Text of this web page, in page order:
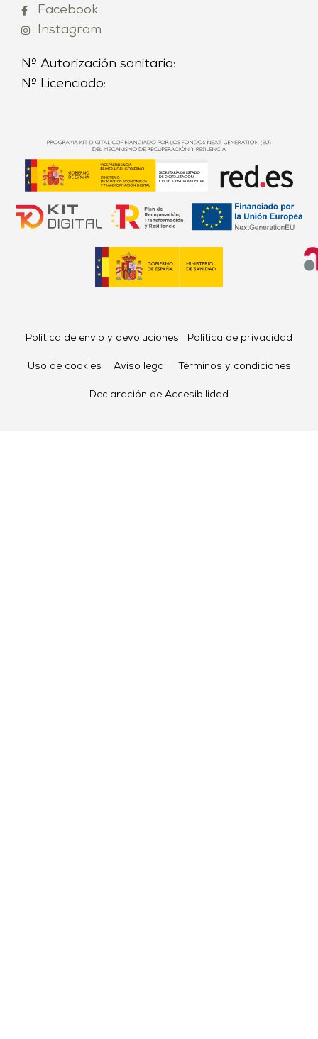
Facebook
Instagram
Nº Autorización sanitaria:
Nº Licenciado:
Política de envío y devoluciones Política de privacidad
Uso de cookies Aviso legal Términos y condiciones
Declaración de Accesibilidad